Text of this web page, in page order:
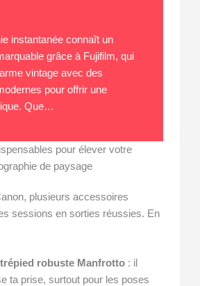
instantanée connaît un
grâce à Fujifilm, qui
vintage avec des
pour offrir une
Que…
pour élever votre
de paysage
plusieurs accessoires
sessions en sorties réussies. En
robuste Manfrotto: il
ta prise, surtout pour les poses